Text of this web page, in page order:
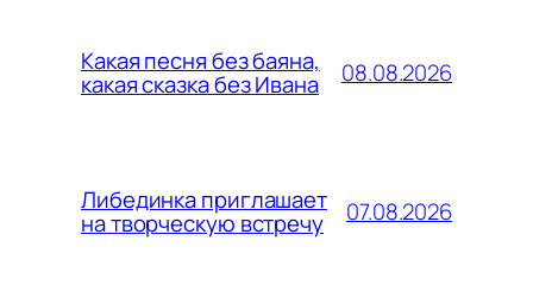
Какая песня без баяна,
какая сказка без Ивана 08.08.2026
Либединка приглашает
на творческую встречу 07.08.2026